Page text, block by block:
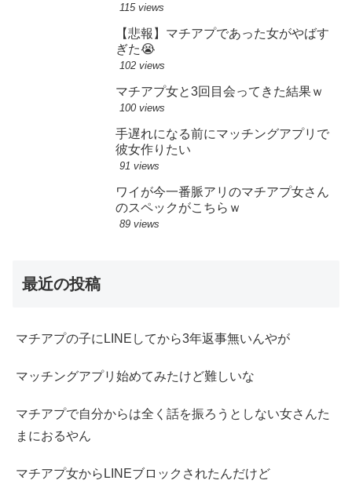
115 views
【悲報】マチアプであった女がやばす
ぎた😭
102 views
マチアプ女と3回目会ってきた結果ｗ
100 views
手遅れになる前にマッチングアプリで
彼女作りたい
91 views
ワイが今一番脈アリのマチアプ女さん
のスペックがこちらｗ
89 views
最近の投稿
マチアプの子にLINEしてから3年返事無いんやが
マッチングアプリ始めてみたけど難しいな
マチアプで自分からは全く話を振ろうとしない女さんた
まにおるやん
マチアプ女からLINEブロックされたんだけど